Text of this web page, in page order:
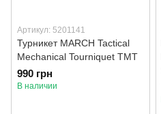
Артикул: 5201141
Турникет MARCH Tactical
Mechanical Tourniquet TMT
990 грн
В наличии